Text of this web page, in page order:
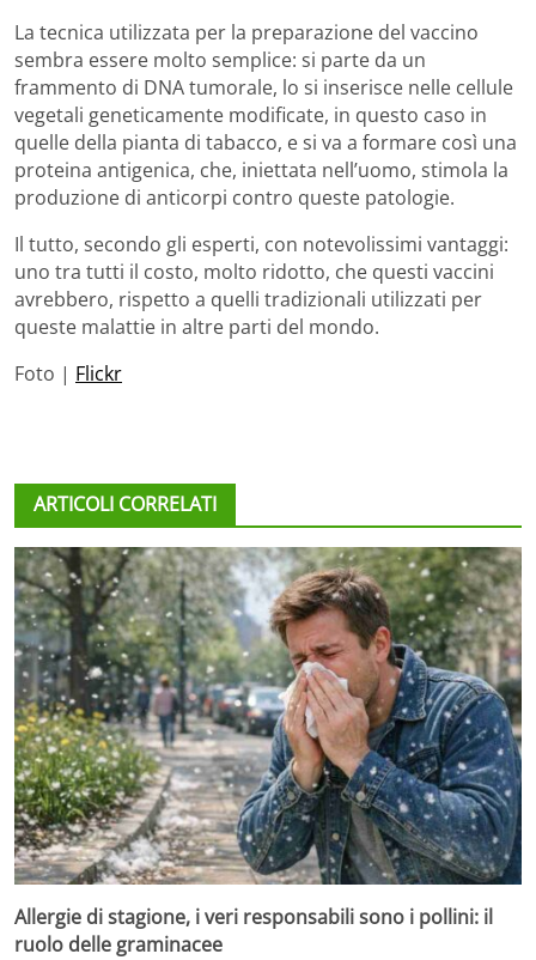
La tecnica utilizzata per la preparazione del vaccino
sembra essere molto semplice: si parte da un
frammento di DNA tumorale, lo si inserisce nelle cellule
vegetali geneticamente modificate, in questo caso in
quelle della pianta di tabacco, e si va a formare così una
proteina antigenica, che, iniettata nell’uomo, stimola la
produzione di anticorpi contro queste patologie.
Il tutto, secondo gli esperti, con notevolissimi vantaggi:
uno tra tutti il costo, molto ridotto, che questi vaccini
avrebbero, rispetto a quelli tradizionali utilizzati per
queste malattie in altre parti del mondo.
Foto | Flickr
ARTICOLI CORRELATI
Allergie di stagione, i veri responsabili sono i pollini: il
ruolo delle graminacee